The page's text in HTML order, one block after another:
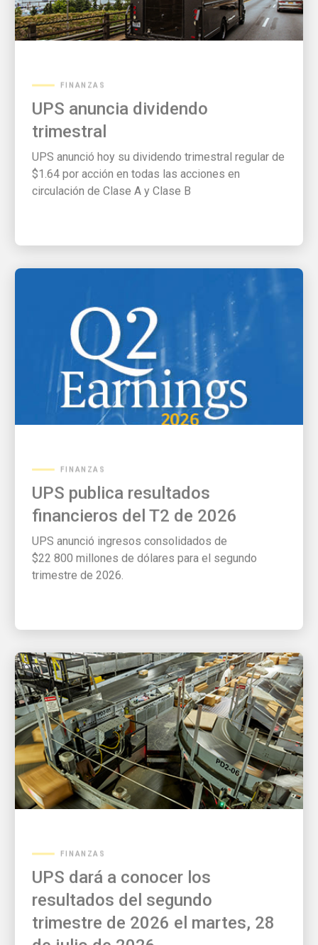
UPS anuncia dividendo
trimestral
$1.64 por acción en todas las acciones en
circulación de Clase A y Clase B
UPS publica resultados
financieros del T2 de 2026
$22 800 millones de dólares para el segundo
trimestre de 2026.
UPS dará a conocer los
resultados del segundo
trimestre de 2026 el martes, 28
de julio de 2026